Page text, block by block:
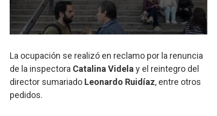
La ocupación se realizó en reclamo por la renuncia
de la inspectora Catalina Videla y el reintegro del
director sumariado Leonardo Ruidíaz, entre otros
pedidos.